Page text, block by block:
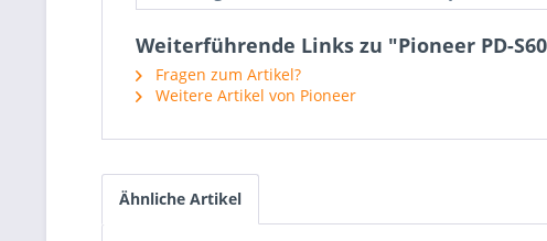
Weiterführende Links zu "Pioneer PD-
Fragen zum Artikel?
Weitere Artikel von Pioneer
Ähnliche Artikel